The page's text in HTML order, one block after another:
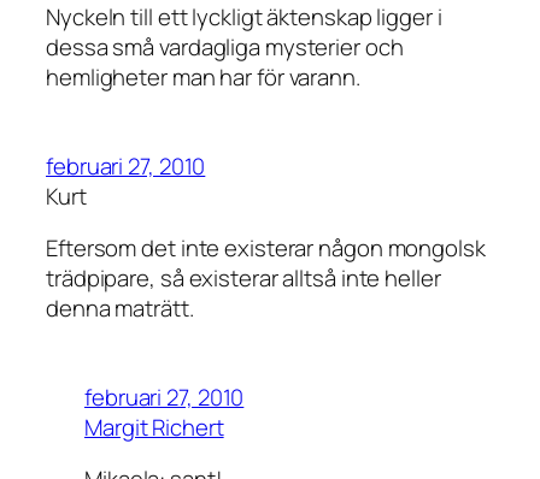
Nyckeln till ett lyckligt äktenskap ligger i
dessa små vardagliga mysterier och
hemligheter man har för varann.
februari 27, 2010
Kurt
Eftersom det inte existerar någon mongolsk
trädpipare, så existerar alltså inte heller
denna maträtt.
februari 27, 2010
Margit Richert